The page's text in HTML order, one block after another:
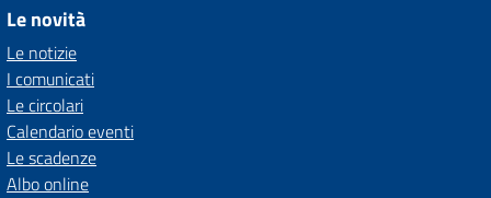
Le novità
Le notizie
I comunicati
Le circolari
Calendario eventi
Le scadenze
Albo online